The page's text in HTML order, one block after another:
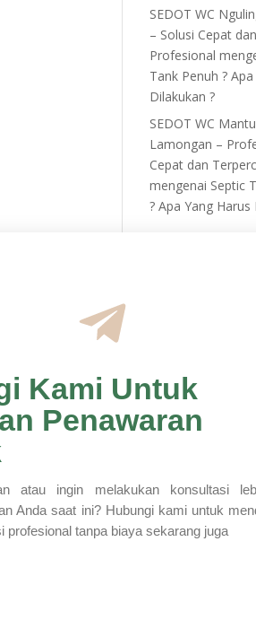
SEDOT WC
– Solusi Cepat dan
Profesional
Tank Penuh ?
Dilakukan ?
SEDOT WC
Lamongan –
Cepat dan
mengenai Septic
? Apa Yang Harus
Kami Untuk
Penawaran
atau ingin melakukan konsultasi
Anda saat ini? Hubungi kami untuk
profesional tanpa biaya sekarang juga